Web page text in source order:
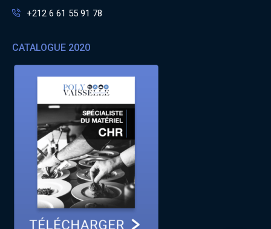
+212 6 61 55 91 78
CATALOGUE 2020